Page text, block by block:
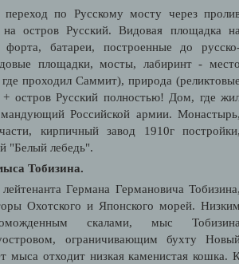
по Русскому мосту через
остров Русский. Видовая площадка
форта, батареи, построенные до
площадки, мосты, лабиринт -
проходил Саммит), природа
+ остров Русский полностью! Дом, где
Российской армии.
кирпичный завод 1910г
"Белый лебедь".
Тобизина.
лейтенанта Германа Германовича
Охотского и Японского морей.
скалами, мыс
ограничивающим бухту
мыса отходит низкая каменистая кошка.